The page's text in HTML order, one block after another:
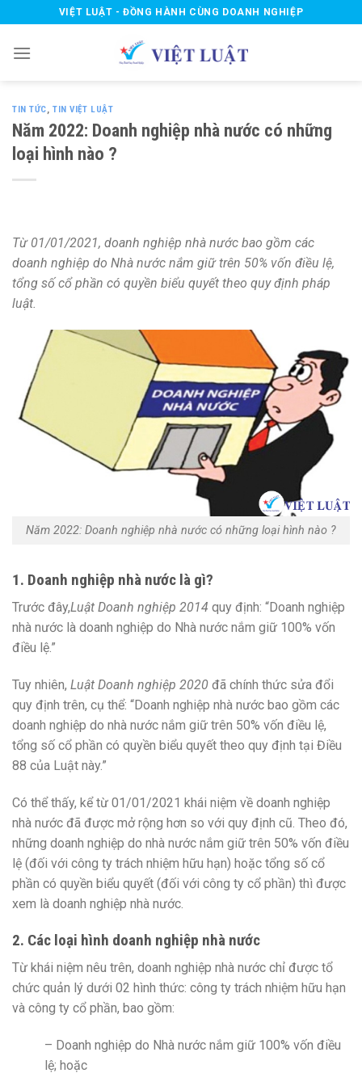
to
content
VIỆT LUẬT - ĐỒNG HÀNH CÙNG DOANH NGHIỆP
TIN TỨC,TIN VIỆT LUẬT
Năm 2022: Doanh nghiệp nhà nước có những
loại hình nào ?
Từ 01/01/2021, doanh nghiệp nhà nước bao gồm các
doanh nghiệp do Nhà nước nắm giữ trên 50% vốn điều lệ,
tổng số cổ phần có quyền biểu quyết theo quy định pháp
luật.
Năm 2022: Doanh nghiệp nhà nước có những loại hình nào ?
1. Doanh nghiệp nhà nước là gì?
Trước đây,Luật Doanh nghiệp 2014 quy định: “Doanh nghiệp
nhà nước là doanh nghiệp do Nhà nước nắm giữ 100% vốn
điều lệ.”
Tuy nhiên, Luật Doanh nghiệp 2020 đã chính thức sửa đổi
quy định trên, cụ thể: “Doanh nghiệp nhà nước bao gồm các
doanh nghiệp do nhà nước nắm giữ trên 50% vốn điều lệ,
tổng số cổ phần có quyền biểu quyết theo quy định tại Điều
88 của Luật này.”
Có thể thấy, kể từ 01/01/2021 khái niệm về doanh nghiệp
nhà nước đã được mở rộng hơn so với quy định cũ. Theo đó,
những doanh nghiệp do nhà nước nắm giữ trên 50% vốn điều
lệ (đối với công ty trách nhiệm hữu hạn) hoặc tổng số cổ
phần có quyền biểu quyết (đối với công ty cổ phần) thì được
xem là doanh nghiệp nhà nước.
2. Các loại hình doanh nghiệp nhà nước
Từ khái niệm nêu trên, doanh nghiệp nhà nước chỉ được tổ
chức quản lý dưới 02 hình thức: công ty trách nhiệm hữu hạn
và công ty cổ phần, bao gồm:
– Doanh nghiệp do Nhà nước nắm giữ 100% vốn điều
lệ; hoặc